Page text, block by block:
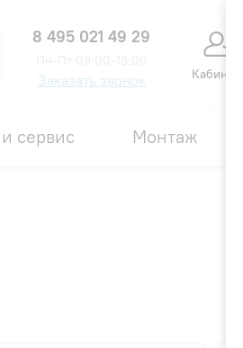
8 495 021 49 29
Заказать звонок Кабинет
сервис Монтаж